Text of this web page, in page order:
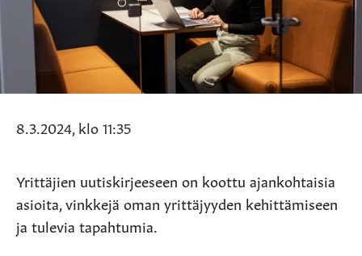
8.3.2024, klo 11:35
Yrittäjien uutiskirjeeseen on koottu ajankohtaisia
asioita, vinkkejä oman yrittäjyyden kehittämiseen
ja tulevia tapahtumia.